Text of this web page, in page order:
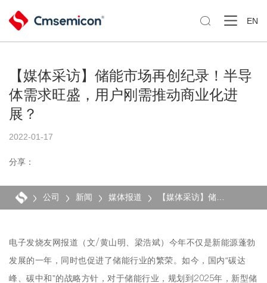
 EN
【媒体采访】储能市场再创纪录！半导
体需求旺盛，用户刚需推动商业化进
展？
2022-01-17
分享：
公司 新闻 媒体报道
电子发烧友网报道（文/黄山明、梁浩斌）今年不仅是新能源蓬勃
发展的一年，同时也促进了储能行业的繁荣。如今，国内“碳达
峰、碳中和”的战略方针，对于储能行业，规划到2025年，新型储